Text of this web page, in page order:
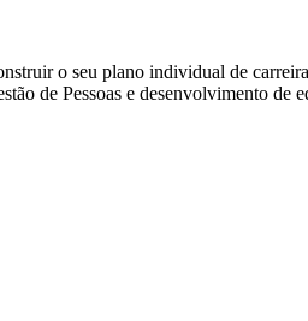
o seu plano individual de
de Pessoas e desenvolvimento de